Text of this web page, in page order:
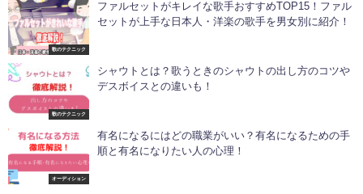
歌のテクニック
ファルセットがキレイな歌手おすすめTOP15！ファル
セットが上手な日本人・洋楽の歌手を男女別に紹介！
歌のテクニック
シャウトとは？歌うときのシャウトの出し方のコツや
デスボイスとの違いも！
オーディション
有名になるにはどの職業がいい？有名になるための手
順と有名になりたい人の心理！